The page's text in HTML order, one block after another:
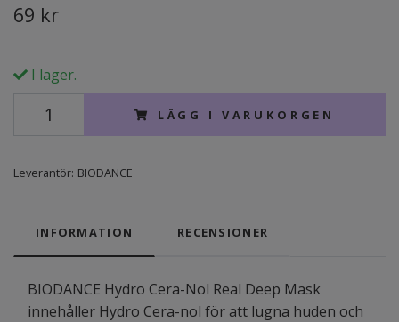
69 kr
I lager.
LÄGG I VARUKORGEN
Leverantör: BIODANCE
INFORMATION RECENSIONER
BIODANCE Hydro Cera-Nol Real Deep Mask
innehåller Hydro Cera-nol för att lugna huden och